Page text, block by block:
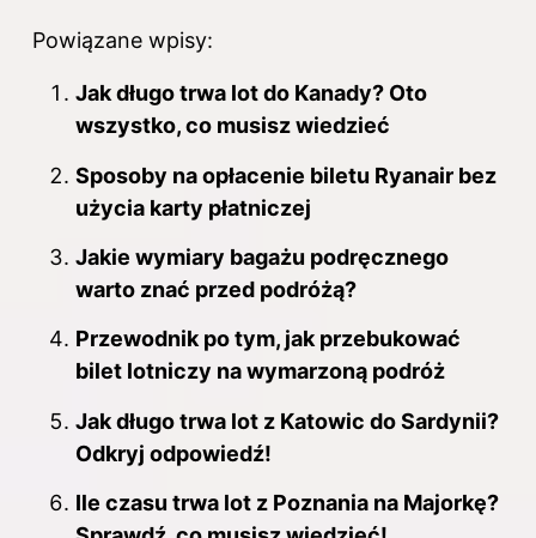
Powiązane wpisy:
Jak długo trwa lot do Kanady? Oto
wszystko, co musisz wiedzieć
Sposoby na opłacenie biletu Ryanair bez
użycia karty płatniczej
Jakie wymiary bagażu podręcznego
warto znać przed podróżą?
Przewodnik po tym, jak przebukować
bilet lotniczy na wymarzoną podróż
Jak długo trwa lot z Katowic do Sardynii?
Odkryj odpowiedź!
Ile czasu trwa lot z Poznania na Majorkę?